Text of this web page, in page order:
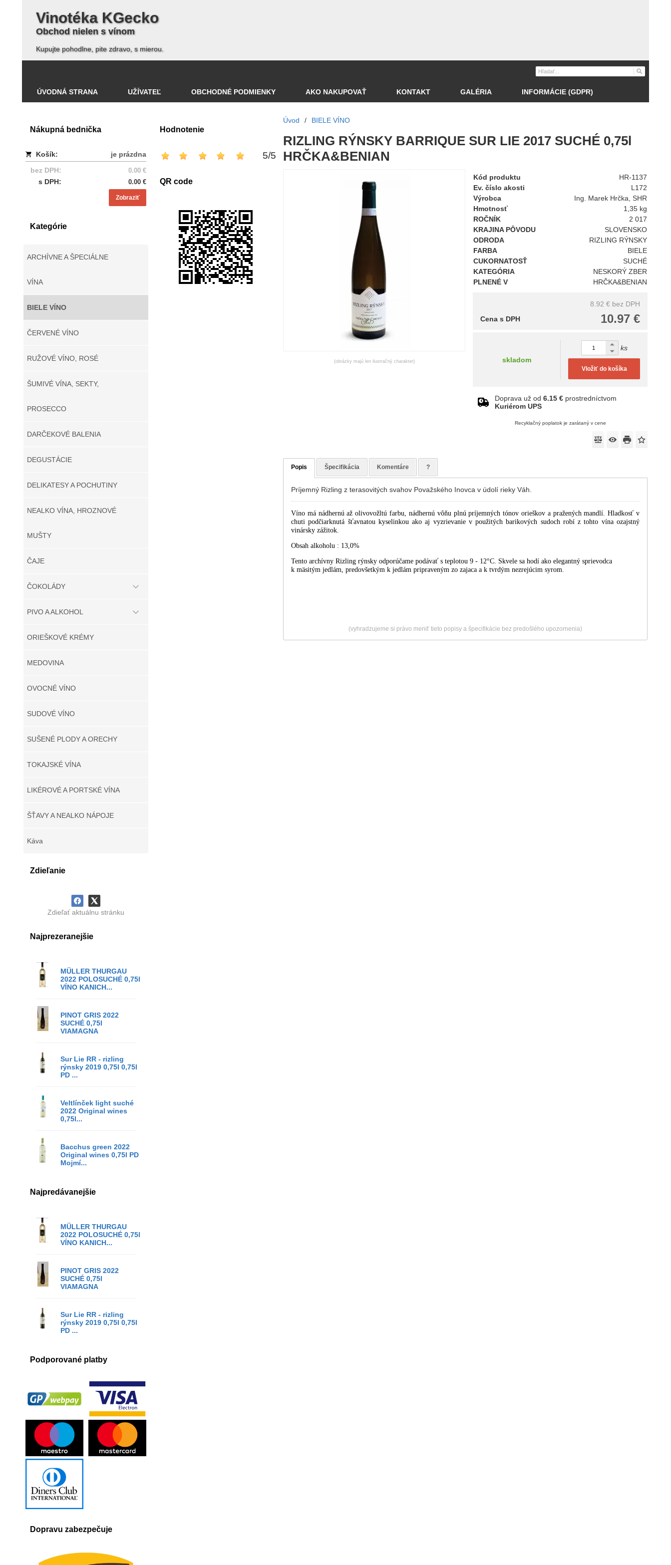
Vinotéka KGecko
Obchod nielen s vínom
Kupujte pohodlne, pite zdravo, s mierou.
ÚVODNÁ STRANA UŽÍVATEĽ OBCHODNÉ PODMIENKY AKO NAKUPOVAŤ KONTAKT GALÉRIA INFORMÁCIE (GDPR)
Nákupná bednička
Košík:
je prázdna
bez DPH:
0.00 €
s DPH: 0.00 €
Zobraziť
Kategórie
ARCHÍVNE A ŠPECIÁLNE
VÍNA
BIELE VÍNO
ČERVENÉ VÍNO
RUŽOVÉ VÍNO, ROSÉ
ŠUMIVÉ VÍNA, SEKTY,
PROSECCO
DARČEKOVÉ BALENIA
DEGUSTÁCIE
DELIKATESY A POCHUTINY
NEALKO VÍNA, HROZNOVÉ
MUŠTY
ČAJE
ČOKOLÁDY
PIVO A ALKOHOL
ORIEŠKOVÉ KRÉMY
MEDOVINA
OVOCNÉ VÍNO
SUDOVÉ VÍNO
SUŠENÉ PLODY A ORECHY
TOKAJSKÉ VÍNA
LIKÉROVÉ A PORTSKÉ VÍNA
ŠŤAVY A NEALKO NÁPOJE
Káva
Zdieľanie
Zdieľať aktuálnu stránku
Najprezeranejšie
MÜLLER THURGAU
2022 POLOSUCHÉ 0,75l
VÍNO KANICH...
PINOT GRIS 2022
SUCHÉ 0,75l
VIAMAGNA
Sur Lie RR - rizling
rýnsky 2019 0,75l 0,75l
PD ...
Veltlínček light suché
2022 Original wines
0,75l...
Bacchus green 2022
Original wines 0,75l PD
Mojmí...
Najpredávanejšie
MÜLLER THURGAU
2022 POLOSUCHÉ 0,75l
VÍNO KANICH...
PINOT GRIS 2022
SUCHÉ 0,75l
VIAMAGNA
Sur Lie RR - rizling
rýnsky 2019 0,75l 0,75l
PD ...
Podporované platby
Dopravu zabezpečuje
Hodnotenie
5/5
QR code
Úvod / BIELE VÍNO
RIZLING RÝNSKY BARRIQUE SUR LIE 2017 SUCHÉ 0,75l
HRČKA&BENIAN
(obrázky majú len ilustračný charakter)
Kód produktu
HR-1137
Ev. číslo akosti
L172
Výrobca
Ing. Marek Hrčka, SHR
Hmotnosť
1,35 kg
ROČNÍK
2 017
KRAJINA PÔVODU
SLOVENSKO
ODRODA
RIZLING RÝNSKY
FARBA
BIELE
CUKORNATOSŤ
SUCHÉ
KATEGÓRIA
NESKORÝ ZBER
PLNENÉ V
HRČKA&BENIAN
8.92 € bez DPH
10.97 €
Cena s DPH
skladom
ks
Vložiť do košíka
Doprava už od 6.15 € prostredníctvom
Kuriérom UPS
Recyklačný poplatok je zarátaný v cene
Popis Špecifikácia Komentáre ?
Príjemný Rizling z terasovitých svahov Považského Inovca v údolí rieky Váh.
Víno má nádhernú až olivovožltú farbu, nádhernú vôňu plnú príjemných tónov orieškov a pražených mandlí. Hladkosť v
chuti podčiarknutá šťavnatou kyselinkou ako aj vyzrievanie v použitých barikových sudoch robí z tohto vína ozajstný
vinársky zážitok.
Obsah alkoholu : 13,0%
Tento archívny Rizling rýnsky odporúčame podávať s teplotou 9 - 12°C. Skvele sa hodí ako elegantný sprievodca
k mäsitým jedlám, predovšetkým k jedlám pripraveným zo zajaca a k tvrdým nezrejúcim syrom.
(vyhradzujeme si právo meniť tieto popisy a špecifikácie bez predošlého upozornenia)